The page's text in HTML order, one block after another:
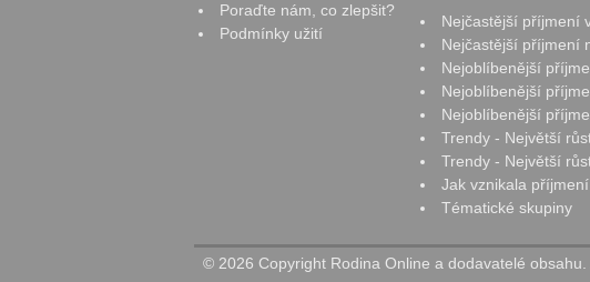
Poraďte nám, co zlepšit?
Podmínky užití
Nejčastější příjmení
Nejčastější příjmení
Nejoblíbenější
Nejoblíbenější
Nejoblíbenější
Trendy - Největší
Trendy - Největší
Jak vznikala příjmení
Tématické skupiny
© 2026 Copyright Rodina Online a dodavatelé